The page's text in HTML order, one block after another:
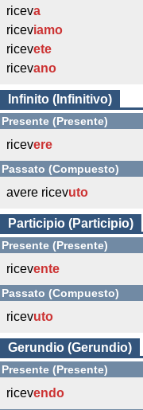
riceva
riceviamo
ricevete
ricevano
Infinito (Infinitivo)
Presente (Presente)
ricevere
Passato (Compuesto)
avere ricevuto
Participio (Participio)
Presente (Presente)
ricevente
Passato (Compuesto)
ricevuto
Gerundio (Gerundio)
Presente (Presente)
ricevendo